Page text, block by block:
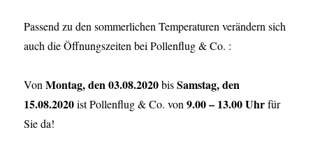
Passend zu den sommerlichen Temperaturen verändern sich
auch die Öffnungszeiten bei Pollenflug & Co. :
Von Montag, den 03.08.2020bisSamstag, den
15.08.2020ist Pollenflug & Co. von9.00 – 13.00 Uhrfür
Sie da!